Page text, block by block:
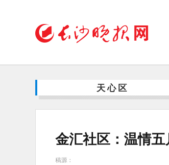
天心区
金汇社区：温情
稿源：